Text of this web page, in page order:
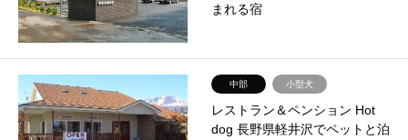
まれる宿
中部 小型犬
レストラン＆ペンション Hot
dog 長野県軽井沢でペットと泊